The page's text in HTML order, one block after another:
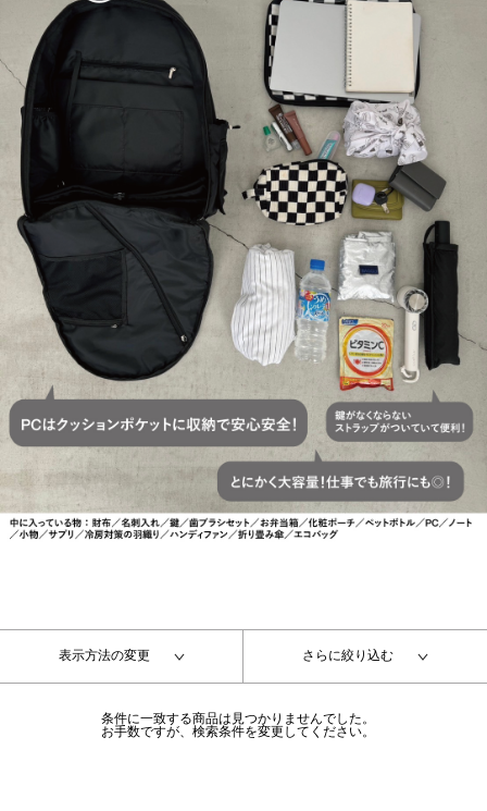
表示方法の変更 さらに絞り込む
条件に一致する商品は見つかりませんでした。
お手数ですが、検索条件を変更してください。